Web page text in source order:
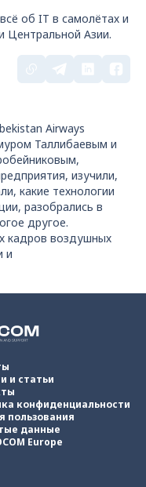
об IT в самолётах и
Центральной Азии.
Airways
Таллибаевым и
изучили,
какие технологии
разобрались в
другое.
кадров воздушных
и
и статьи
конфиденциальности
пользования
данные
Europe